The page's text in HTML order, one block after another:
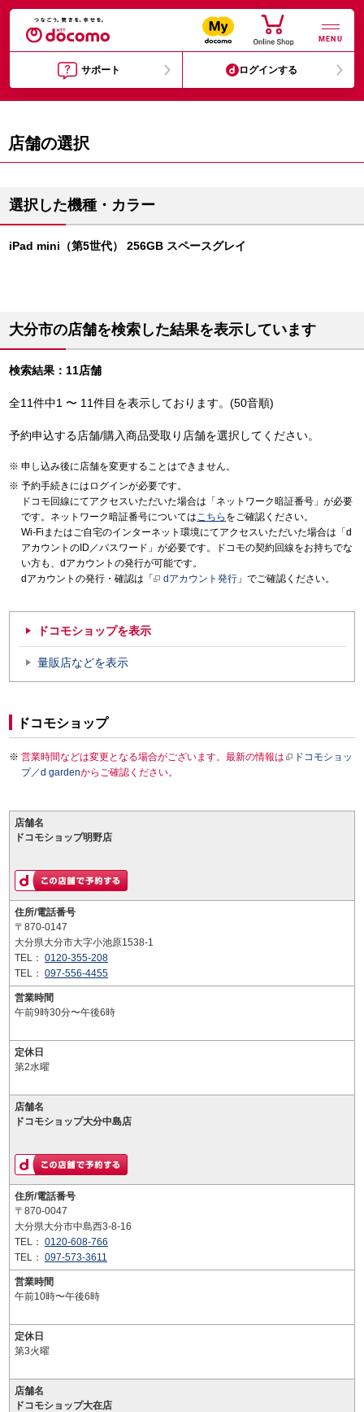
MENU
サポート ログインする
店舗の選択
選択した機種・カラー
iPad mini（第5世代） 256GB スペースグレイ
大分市の店舗を検索した結果を表示しています
検索結果：11店舗
全11件中1 〜 11件目を表示しております。(50音順)
予約申込する店舗/購入商品受取り店舗を選択してください。
申し込み後に店舗を変更することはできません。
予約手続きにはログインが必要です。
ドコモ回線にてアクセスいただいた場合は「ネットワーク暗証番号」が必要
です。ネットワーク暗証番号についてはこちら をご確認ください。
Wi-Fiまたはご自宅のインターネット環境にてアクセスいただいた場合は「d
アカウントのID／パスワード」が必要です。ドコモの契約回線をお持ちでな
い方も、dアカウントの発行が可能です。
dアカウントの発行・確認は「
dアカウント発行 」でご確認ください。
ドコモショップを表示
量販店などを表示
ドコモショップ
営業時間などは変更となる場合がございます。最新の情報は
ドコモショッ
プ／d gardenからご確認ください。
店舗名
ドコモショップ明野店
住所/電話番号
〒870-0147
大分県大分市大字小池原1538-1
TEL： 0120-355-208
TEL： 097-556-4455
営業時間
午前9時30分〜午後6時
定休日
第2水曜
店舗名
ドコモショップ大分中島店
住所/電話番号
〒870-0047
大分県大分市中島西3-8-16
TEL： 0120-608-766
TEL： 097-573-3611
営業時間
午前10時〜午後6時
定休日
第3火曜
店舗名
ドコモショップ大在店